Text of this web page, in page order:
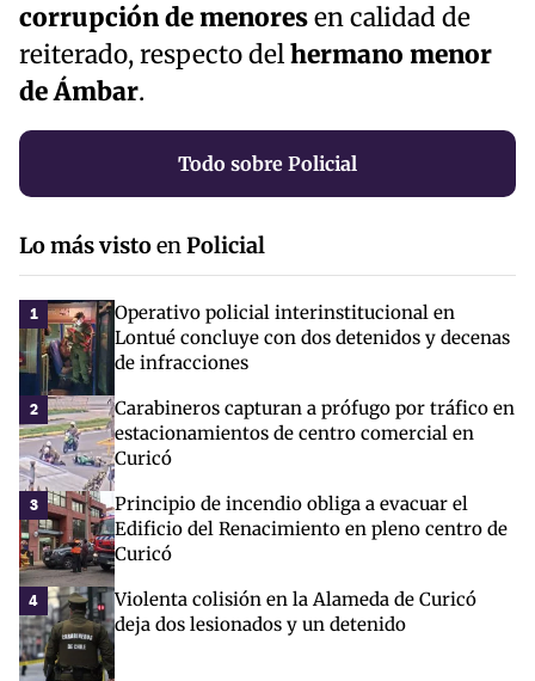
corrupción de menoresen calidad de
reiterado, respecto delhermano menor
de Ámbar.
Todo sobre Policial
Lo más vistoenPolicial
1
Operativo policial interinstitucional en
Lontué concluye con dos detenidos y decenas
de infracciones
2
Carabineros capturan a prófugo por tráfico en
estacionamientos de centro comercial en
Curicó
3
Principio de incendio obliga a evacuar el
Edificio del Renacimiento en pleno centro de
Curicó
4
Violenta colisión en la Alameda de Curicó
deja dos lesionados y un detenido